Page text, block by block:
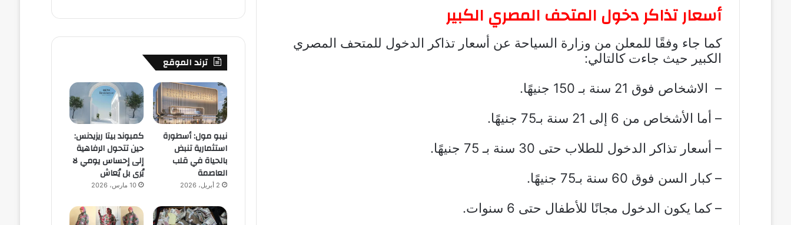
أسعار تذاكر دخول المتحف المصري الكبير
كما جاء وفقًا للمعلن من وزارة السياحة عن أسعار تذاكر الدخول للمتحف المصري
الكبير حيث جاءت كالتالي:
– الاشخاص فوق 21 سنة بـ 150 جنيهًا.
– أما الأشخاص من 6 إلى 21 سنة بـ75 جنيهًا.
– أسعار تذاكر الدخول للطلاب حتى 30 سنة بـ 75 جنيهًا.
– كبار السن فوق 60 سنة بـ75 جنيهًا.
– كما يكون الدخول مجانًا للأطفال حتى 6 سنوات.
ترند الموقع
نيبو مول: أسطورة
استثمارية تنبض
بالحياة في قلب
العاصمة
2 أبريل، 2026
كمبوند بيتا ريزيدنس:
حين تتحول الرفاهية
إلى إحساس يومي لا
يُرى بل يُعاش
10 مارس، 2026